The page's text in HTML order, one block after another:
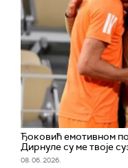
Ђоковић емотивном
Дирнуле су ме твоје
08. 06. 2026.